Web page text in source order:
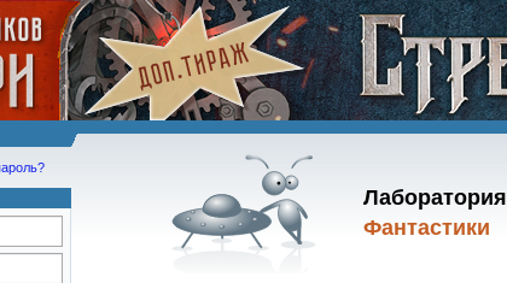
Лаборатория
Фантастики